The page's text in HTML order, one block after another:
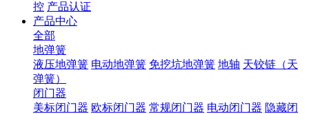
控 产品认证
产品中心
全部
地弹簧
液压地弹簧 电动地弹簧 免挖坑地弹簧 地轴 天铰链（天
弹簧）
闭门器
美标闭门器 欧标闭门器 常规闭门器 电动闭门器 隐藏闭